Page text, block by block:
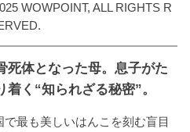
WOWPOINT, ALL RIGHTS R
死体となった母。息子がた
着く“知られざる秘密”。
で最も美しいはんこを刻む盲目